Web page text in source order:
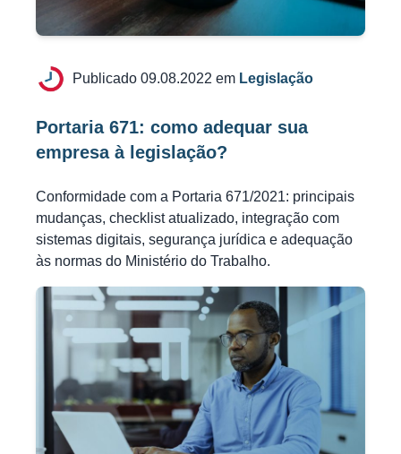
Publicado 09.08.2022 em Legislação
Portaria 671: como adequar sua
empresa à legislação?
Conformidade com a Portaria 671/2021: principais
mudanças, checklist atualizado, integração com
sistemas digitais, segurança jurídica e adequação
às normas do Ministério do Trabalho.